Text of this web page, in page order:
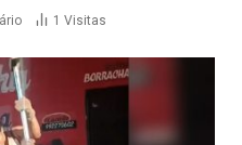
1 Visitas